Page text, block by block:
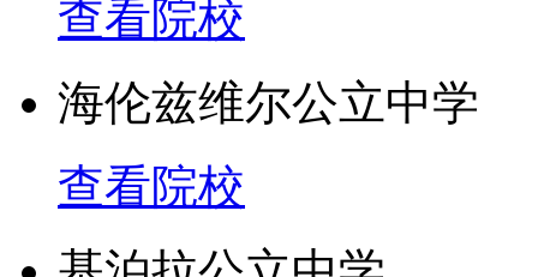
所获奖项
1. Math team won the
Competition
2. Award winning film
查看院校
海伦兹维尔公立中学
查看院校